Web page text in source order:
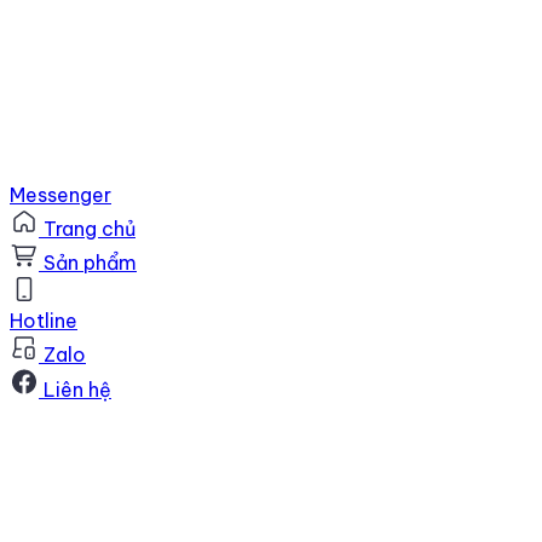
Messenger
Trang chủ
Sản phẩm
Hotline
Zalo
Liên hệ